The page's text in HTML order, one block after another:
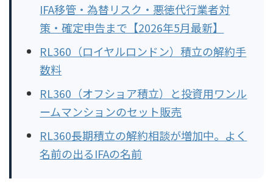
IFA移管・為替リスク・悪徳代行業者対
策・確定申告まで【2026年5月最新】
RL360（ロイヤルロンドン）積立の解約手
数料
RL360（オフショア積立）と投資用ワンル
ームマンションのセット販売
RL360長期積立の解約相談が増加中。よく
名前の出るIFAの名前